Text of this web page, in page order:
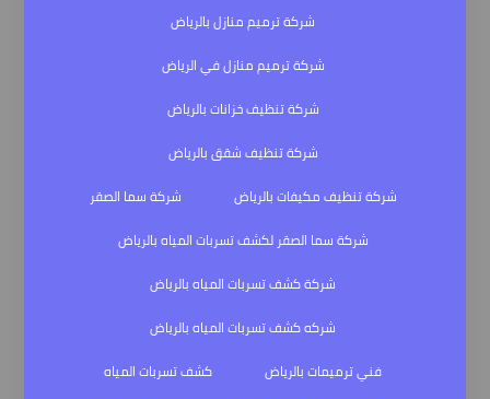
شركة ترميم منازل بالرياض
شركة ترميم منازل في الرياض
شركة تنظيف خزانات بالرياض
شركة تنظيف شقق بالرياض
شركة تنظيف مكيفات بالرياض
شركة سما الصقر
شركة سما الصقر لكشف تسربات المياه بالرياض
شركة كشف تسربات المياه بالرياض
شركه كشف تسربات المياه بالرياض
فني ترميمات بالرياض
كشف تسربات المياه